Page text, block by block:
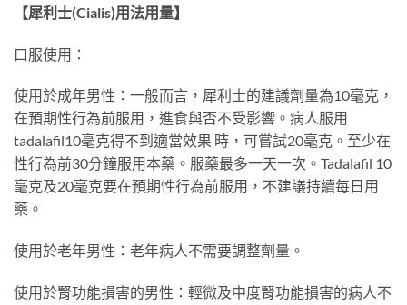
【犀利士(Cialis)用法用量】
口服使用：
使用於成年男性：一般而言，犀利士的建議劑量為10毫克，
在預期性行為前服用，進食與否不受影響。病人服用
tadalafil10毫克得不到適當效果 時，可嘗試20毫克。至少在
性行為前30分鐘服用本藥。服藥最多一天一次。Tadalafil 10
毫克及20毫克要在預期性行為前服用，不建議持續每日用
藥。
使用於老年男性：老年病人不需要調整劑量。
使用於腎功能損害的男性：輕微及中度腎功能損害的病人不